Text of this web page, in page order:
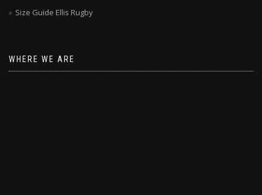
Size Guide Ellis Rugby
WHERE WE ARE